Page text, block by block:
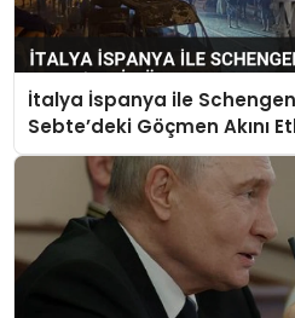
İtalya İspanya ile
Sebte’deki Göçmen Akını